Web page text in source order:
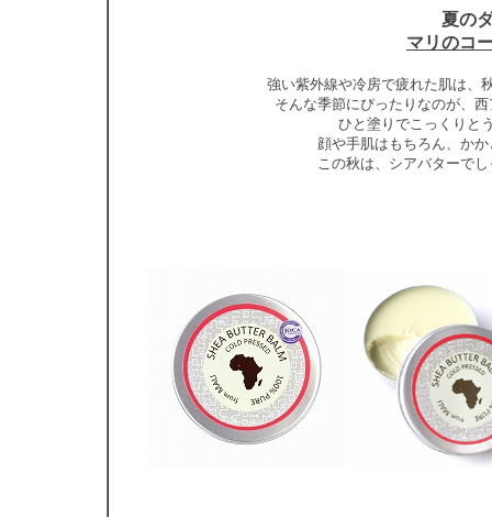
夏の
マリのコ
強い紫外線や冷房で疲れた肌は、
そんな季節にぴったりなのが、
ひと塗りでこっくりと
顔や手肌はもちろん、か
この秋は、シアバターで